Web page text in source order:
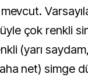
çok renkli
(yarı
net) simge